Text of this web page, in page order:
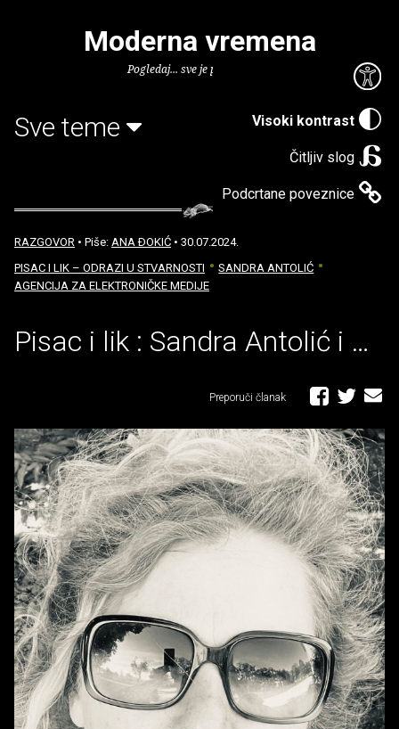
Visoki kontrast
Čitljiv slog
Podcrtane poveznice
Moderna vremena
Pogledaj... sve je puno knjiga.
Sve teme
RAZGOVOR • Piše: ANA ÐOKIĆ • 30.07.2024.
PISAC I LIK – ODRAZI U STVARNOSTI
SANDRA ANTOLIĆ
AGENCIJA ZA ELEKTRONIČKE MEDIJE
Pisac i lik : Sandra Antolić i …
Preporuči članak